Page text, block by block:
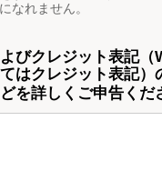
なれません。
びクレジット表記（
はクレジット表記）
を詳しくご申告くだ